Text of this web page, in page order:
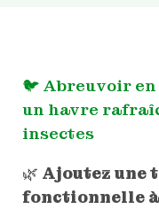
🐦 Abreuvoir en
un havre
insectes
🌿 Ajoutez une
fonctionnelle